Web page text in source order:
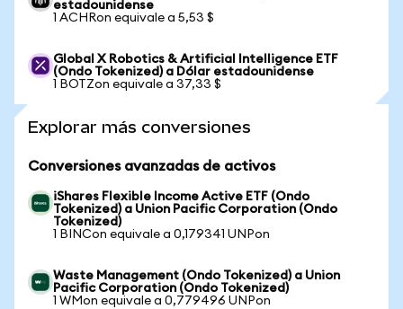
estadounidense
1 ACHRon equivale a 5,53 $
Global X Robotics & Artificial Intelligence ETF
(Ondo Tokenized) a Dólar estadounidense
1 BOTZon equivale a 37,33 $
Explorar más conversiones
Conversiones avanzadas de activos
iShares Flexible Income Active ETF (Ondo
Tokenized) a Union Pacific Corporation (Ondo
Tokenized)
1 BINCon equivale a 0,179341 UNPon
Waste Management (Ondo Tokenized) a Union
Pacific Corporation (Ondo Tokenized)
1 WMon equivale a 0,779496 UNPon